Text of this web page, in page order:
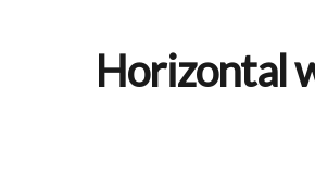
Horizontal